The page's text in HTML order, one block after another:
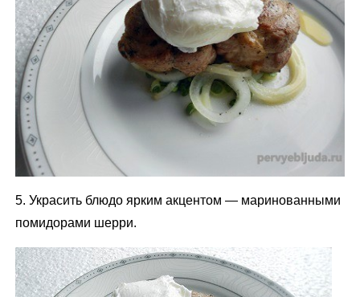
5. Украсить блюдо ярким акцентом — маринованными
помидорами шерри.